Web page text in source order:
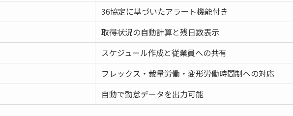
36協定に基づいたアラート機能付き
取得状況の自動計算と残日数表示
スケジュール作成と従業員への共有
フレックス・裁量労働・変形労働時間制への対応
自動で勤怠データを出力可能